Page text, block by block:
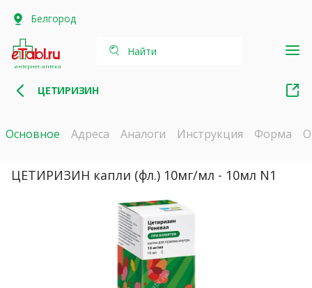
Белгород
интернет-аптека
Найти
ЦЕТИРИЗИН
Основное Адреса Аналоги Инструкция Форма
ЦЕТИРИЗИН капли (фл.) 10мг/мл - 10мл N1